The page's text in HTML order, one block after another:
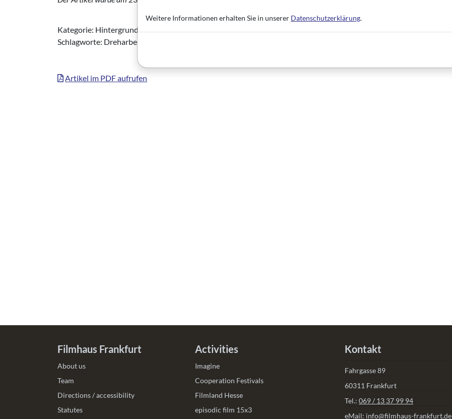
Kategorie: Hintergrundbericht (GRIP FORUM)
Schlagworte: Dreharbeiten, Schauspiel, Nachwuchs, TV/Rundfunk, Spielfilm
Artikel im PDF aufrufen
Filmhaus Frankfurt
About us
Team
Directions / accessibility
Statutes
Activities
Imagine
Cooperation Festivals
Filmland Hesse
episodic film 15x3
Kontakt
Fahrgasse 89
60311 Frankfurt
Tel.: 069 / 13 37 99 94
eMail: info@filmhaus-frankfurt.de
Weitere Informationen erhalten Sie in unserer Datenschutzerklärung.